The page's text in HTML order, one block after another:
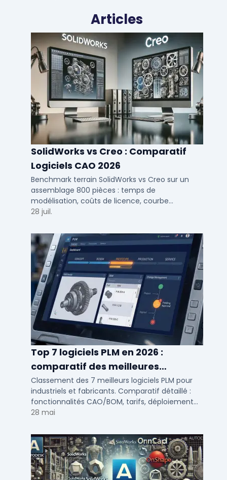
Articles
SolidWorks vs Creo : Comparatif
Logiciels CAO 2026
Benchmark terrain SolidWorks vs Creo sur un
assemblage 800 pièces : temps de
modélisation, coûts de licence, courbe
d'apprentissage et intégration PLM pour bureaux
28 juil.
Top 7 logiciels PLM en 2026 :
comparatif des meilleures
solutions de gestion du cycle de vie
produit
Classement des 7 meilleurs logiciels PLM pour
industriels et fabricants. Comparatif détaillé :
fonctionnalités CAO/BOM, tarifs, déploiement
cloud ou on-premise, avis utilisateurs PME et ETI.
28 mai